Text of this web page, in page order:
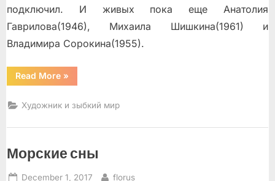
подключил. И живых пока еще Анатолия
Гаврилова(1946), Михаила Шишкина(1961) и
Владимира Сорокина(1955).
Read More“Столетний
юбилей
гениев”
»
Художник и зыбкий мир
Морские сны
Posted
December 1, 2017 By
florus